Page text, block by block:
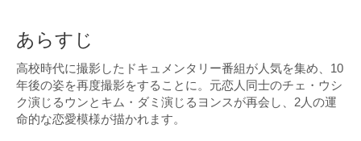
あらすじ
高校時代に撮影したドキュメンタリー番組が人気を集め、10
年後の姿を再度撮影をすることに。元恋人同士のチェ・ウシ
ク演じるウンとキム・ダミ演じるヨンスが再会し、2人の運
命的な恋愛模様が描かれます。